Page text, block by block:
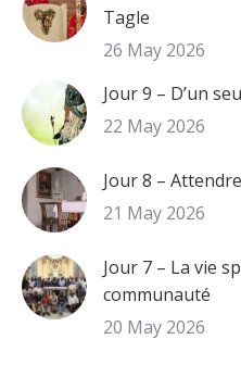
Tagle
26 May 2026
Jour 9 – D’un
22 May 2026
Jour 8 –
21 May 2026
Jour 7 – La vie
communauté
20 May 2026